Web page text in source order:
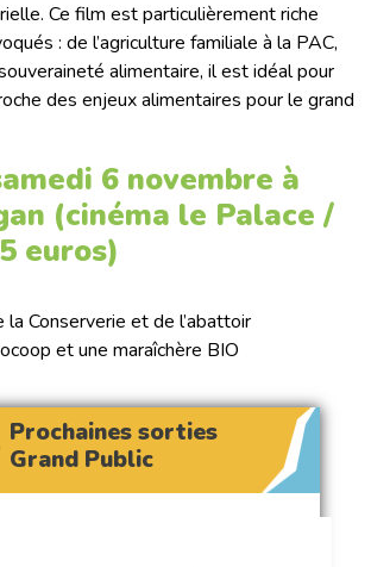
Ce film est particulièrement riche
: de l’agriculture familiale à la PAC,
alimentaire, il est idéal pour
des enjeux alimentaires pour le grand
6 novembre à
(cinéma le Palace /
euros)
Conserverie et de l’abattoir
et une maraîchère BIO
Prochaines sorties
Grand Public